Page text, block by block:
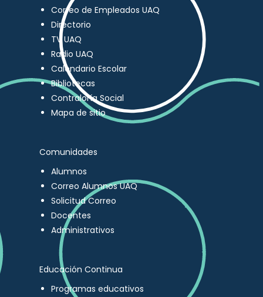
Correo de Empleados UAQ
Directorio
TV UAQ
Radio UAQ
Calendario Escolar
Bibliotecas
Contraloría Social
Mapa de sitio
Comunidades
Alumnos
Correo Alumnos UAQ
Solicitud Correo
Docentes
Administrativos
Educación Continua
Programas educativos